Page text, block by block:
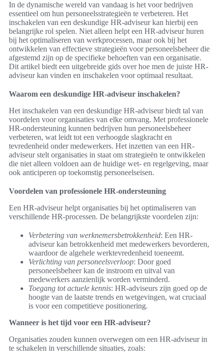
In de dynamische wereld van vandaag is het voor bedrijven
essentieel om hun personeelsstrategieën te verbeteren. Het
inschakelen van een deskundige HR-adviseur kan hierbij een
belangrijke rol spelen. Niet alleen helpt een HR-adviseur huren
bij het optimaliseren van werkprocessen, maar ook bij het
ontwikkelen van effectieve strategieën voor personeelsbeheer die
afgestemd zijn op de specifieke behoeften van een organisatie.
Dit artikel biedt een uitgebreide gids over hoe men de juiste HR-
adviseur kan vinden en inschakelen voor optimaal resultaat.
Waarom een deskundige HR-adviseur inschakelen?
Het inschakelen van een deskundige HR-adviseur biedt tal van
voordelen voor organisaties van elke omvang. Met professionele
HR-ondersteuning kunnen bedrijven hun personeelsbeheer
verbeteren, wat leidt tot een verhoogde slagkracht en
tevredenheid onder medewerkers. Het inzetten van een HR-
adviseur stelt organisaties in staat om strategieën te ontwikkelen
die niet alleen voldoen aan de huidige wet- en regelgeving, maar
ook anticiperen op toekomstig personeelseisen.
Voordelen van professionele HR-ondersteuning
Een HR-adviseur helpt organisaties bij het optimaliseren van
verschillende HR-processen. De belangrijkste voordelen zijn:
Verbetering van werknemersbetrokkenheid: Een HR-
adviseur kan betrokkenheid met medewerkers bevorderen,
waardoor de algehele werktevredenheid toeneemt.
Verlichting van personeelsverloop: Door goed
personeelsbeheer kan de instroom en uitval van
medewerkers aanzienlijk worden verminderd.
Toegang tot actuele kennis: HR-adviseurs zijn goed op de
hoogte van de laatste trends en wetgevingen, wat cruciaal
is voor een competitieve positionering.
Wanneer is het tijd voor een HR-adviseur?
Organisaties zouden kunnen overwegen om een HR-adviseur in
te schakelen in verschillende situaties, zoals: